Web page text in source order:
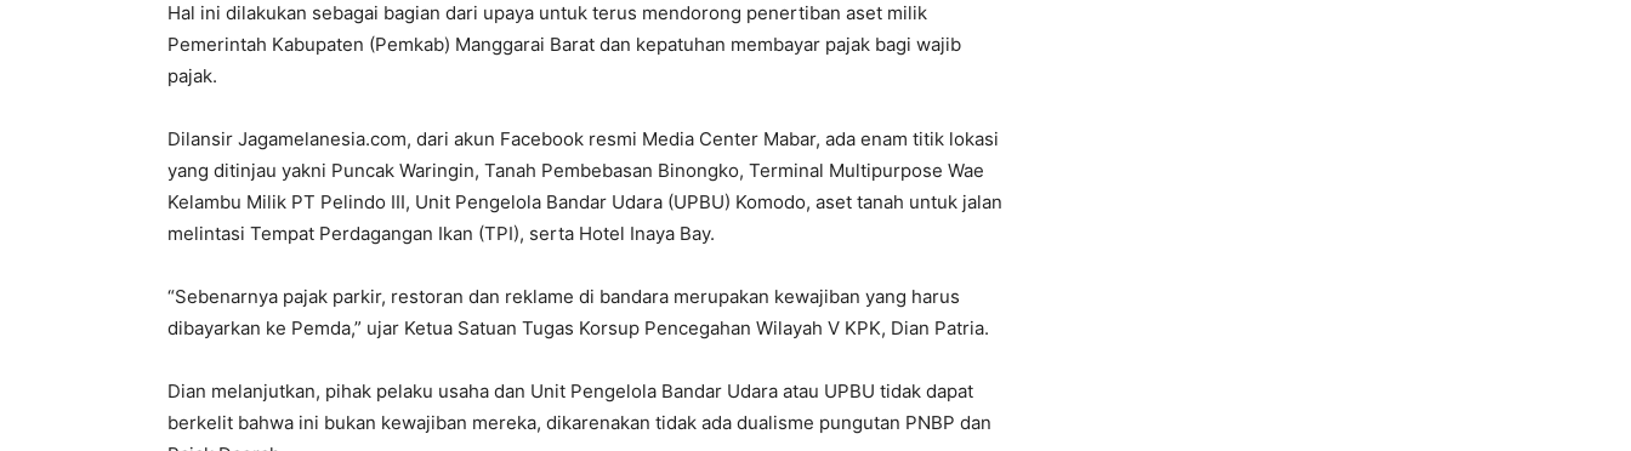
Hal ini dilakukan sebagai bagian dari upaya untuk terus mendorong penertiban aset milik
Pemerintah Kabupaten (Pemkab) Manggarai Barat dan kepatuhan membayar pajak bagi wajib
pajak.
Dilansir Jagamelanesia.com, dari akun Facebook resmi Media Center Mabar, ada enam titik lokasi
yang ditinjau yakni Puncak Waringin, Tanah Pembebasan Binongko, Terminal Multipurpose Wae
Kelambu Milik PT Pelindo III, Unit Pengelola Bandar Udara (UPBU) Komodo, aset tanah untuk jalan
melintasi Tempat Perdagangan Ikan (TPI), serta Hotel Inaya Bay.
“Sebenarnya pajak parkir, restoran dan reklame di bandara merupakan kewajiban yang harus
dibayarkan ke Pemda,” ujar Ketua Satuan Tugas Korsup Pencegahan Wilayah V KPK, Dian Patria.
Dian melanjutkan, pihak pelaku usaha dan Unit Pengelola Bandar Udara atau UPBU tidak dapat
berkelit bahwa ini bukan kewajiban mereka, dikarenakan tidak ada dualisme pungutan PNBP dan